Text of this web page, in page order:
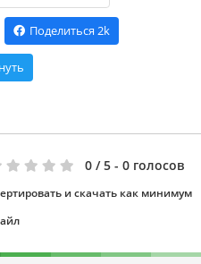
Поделиться 2k
0 / 5 - 0 голосов
и скачать как минимум